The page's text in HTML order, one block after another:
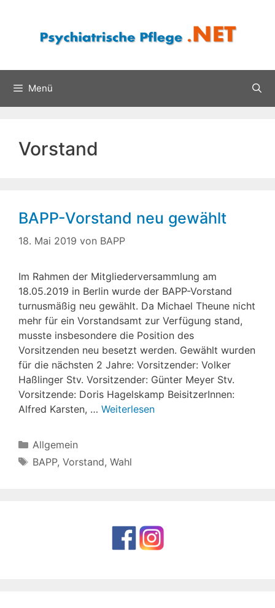
Menü
Vorstand
BAPP-Vorstand neu gewählt
18. Mai 2019 von BAPP
Im Rahmen der Mitgliederversammlung am
18.05.2019 in Berlin wurde der BAPP-Vorstand
turnusmäßig neu gewählt. Da Michael Theune nicht
mehr für ein Vorstandsamt zur Verfügung stand,
musste insbesondere die Position des
Vorsitzenden neu besetzt werden. Gewählt wurden
für die nächsten 2 Jahre: Vorsitzender: Volker
Haßlinger Stv. Vorsitzender: Günter Meyer Stv.
Vorsitzende: Doris Hagelskamp BeisitzerInnen:
Alfred Karsten, … Weiterlesen
Kategorien
Allgemein
Schlagwörter
BAPP, Vorstand, Wahl